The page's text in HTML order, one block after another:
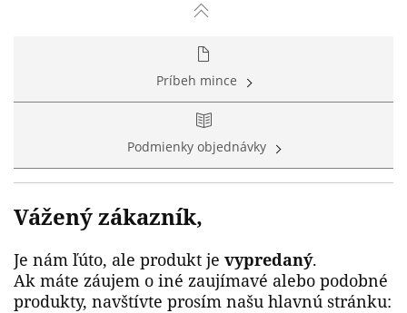
Príbeh mince
Podmienky objednávky
Vážený zákazník,
Je nám ľúto, ale produkt je vypredaný.
Ak máte záujem o iné zaujímavé alebo podobné
produkty, navštívte prosím našu hlavnú stránku: